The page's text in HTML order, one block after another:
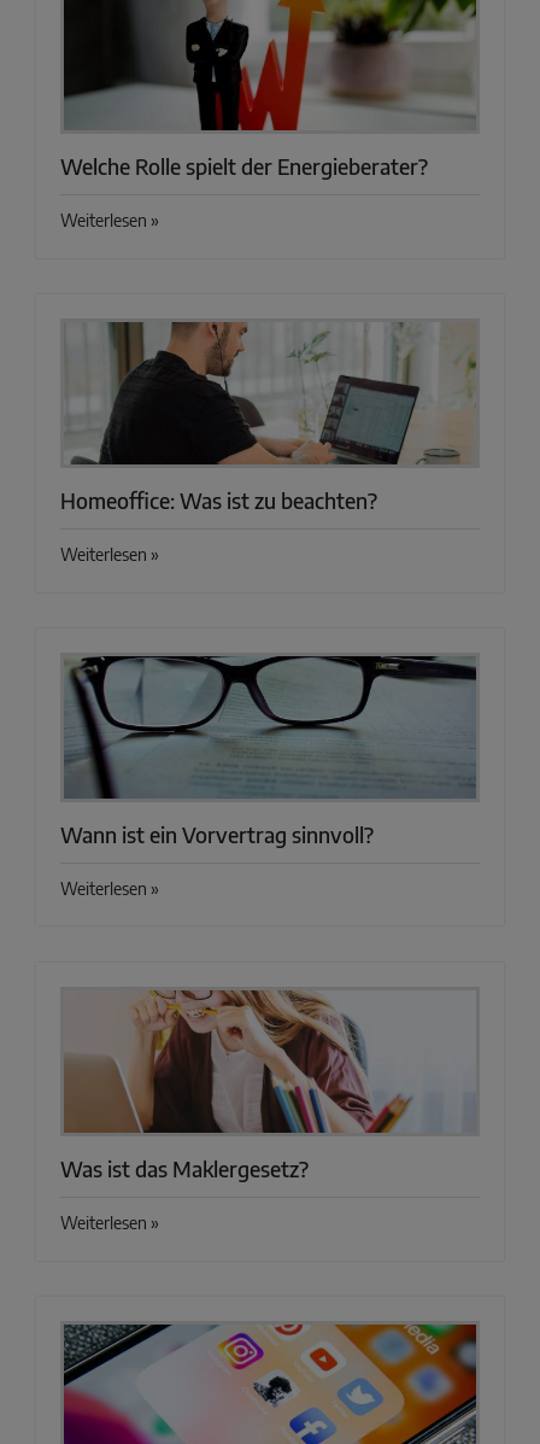
Welche Rolle spielt der Energieberater?
Weiterlesen »
Homeoffice: Was ist zu beachten?
Weiterlesen »
Wann ist ein Vorvertrag sinnvoll?
Weiterlesen »
Was ist das Maklergesetz?
Weiterlesen »